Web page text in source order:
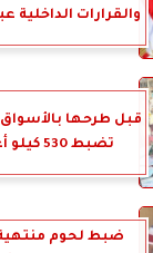
والقرارات
قبل طرحها
تضبط 530 كيلو أغذية غير صالحة...
ضبط لحوم